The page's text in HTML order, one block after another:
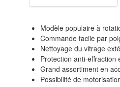
Modèle populaire à
Commande facile par
Nettoyage du vitrage
Protection anti-effraction
Grand assortiment en
Possibilité de